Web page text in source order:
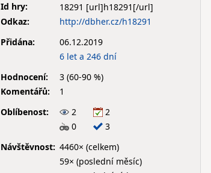
Id hry:
18291
Odkaz:
http://dbher.cz/h18291
Přidána:
06.12.2019
6 let a 246 dní
Hodnocení:
3 (60-90 %)
Komentářů:
1
Oblíbenost:
2
2
0
3
Návštěvnost: 4460× (celkem)
59× (poslední měsíc)